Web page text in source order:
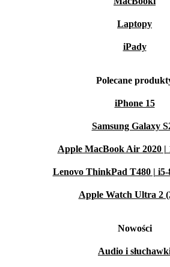
Laptopy
iPady
Polecane
iPhone 15
Samsung Galaxy
Apple MacBook Air 2020 |
Lenovo ThinkPad T480 | i5-
Apple Watch Ultra 2
Nowości
Audio i